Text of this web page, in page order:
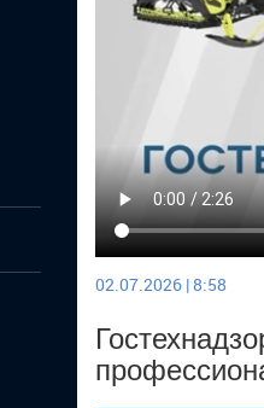
02.07.2026 | 8:58